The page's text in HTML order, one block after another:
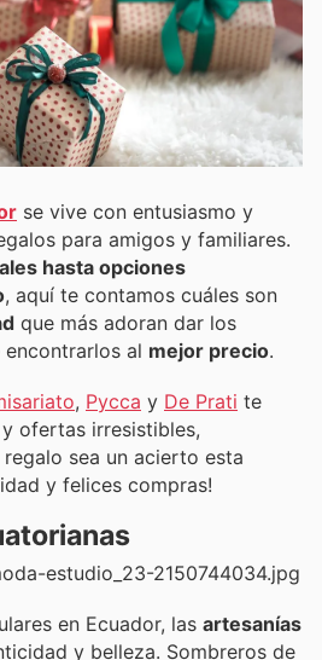
se vive con entusiasmo y
para amigos y familiares.
hasta opciones
, aquí te contamos cuáles son
que más adoran dar los
al mejor precio.
, Pycca y De Prati te
ofertas irresistibles,
sea un acierto esta
y felices compras!
en Ecuador, las artesanías
y belleza. Sombreros de